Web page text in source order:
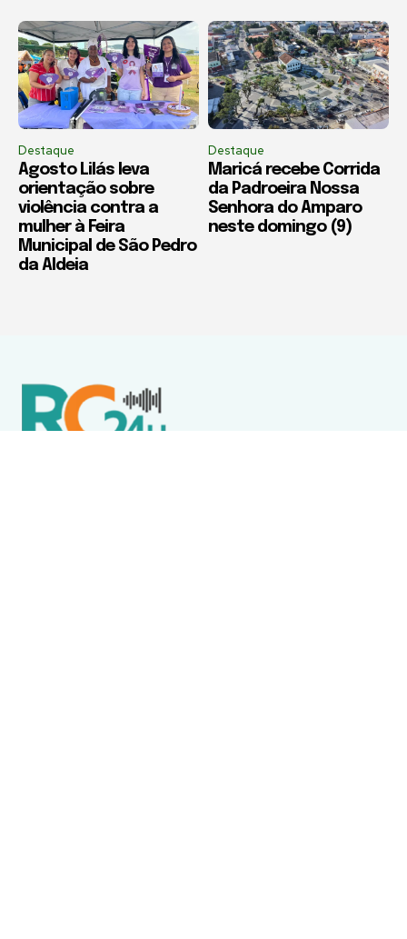
Destaque
Agosto Lilás leva
orientação sobre
violência contra a
mulher à Feira
Municipal de São Pedro
da Aldeia
Destaque
Maricá recebe Corrida
da Padroeira Nossa
Senhora do Amparo
neste domingo (9)